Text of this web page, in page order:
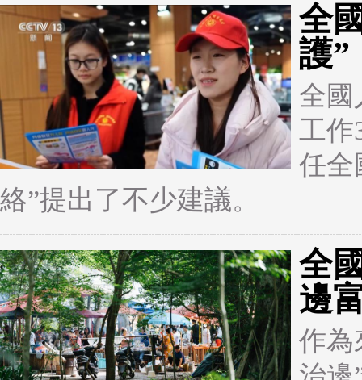
全
護”
全國
工作
任全
絡”提出了不少建議。
全
邊
作為